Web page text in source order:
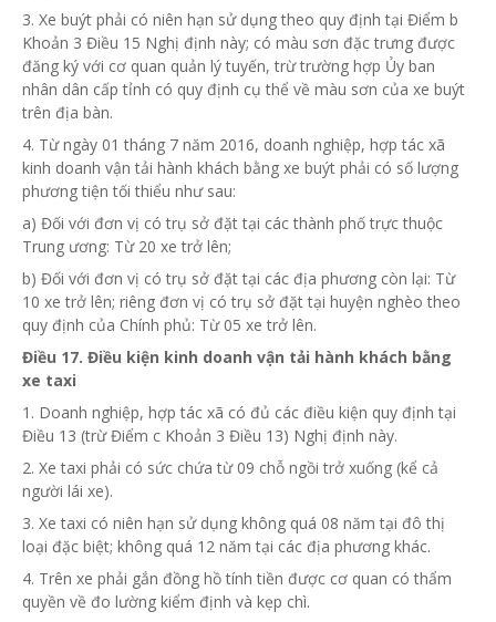
3. Xe buýt phải có niên hạn sử dụng theo quy định tại Điểm b
Khoản 3 Điều 15 Nghị định này; có màu sơn đặc trưng được
đăng ký với cơ quan quản lý tuyến, trừ trường hợp Ủy ban
nhân dân cấp tỉnh có quy định cụ thể về màu sơn của xe buýt
trên địa bàn.
4. Từ ngày 01 tháng 7 năm 2016, doanh nghiệp, hợp tác xã
kinh doanh vận tải hành khách bằng xe buýt phải có số lượng
phương tiện tối thiểu như sau:
a) Đối với đơn vị có trụ sở đặt tại các thành phố trực thuộc
Trung ương: Từ 20 xe trở lên;
b) Đối với đơn vị có trụ sở đặt tại các địa phương còn lại: Từ
10 xe trở lên; riêng đơn vị có trụ sở đặt tại huyện nghèo theo
quy định của Chính phủ: Từ 05 xe trở lên.
Điều 17. Điều kiện kinh doanh vận tải hành khách bằng
xe taxi
1. Doanh nghiệp, hợp tác xã có đủ các điều kiện quy định tại
Điều 13 (trừ Điểm c Khoản 3 Điều 13) Nghị định này.
2. Xe taxi phải có sức chứa từ 09 chỗ ngồi trở xuống (kể cả
người lái xe).
3. Xe taxi có niên hạn sử dụng không quá 08 năm tại đô thị
loại đặc biệt; không quá 12 năm tại các địa phương khác.
4. Trên xe phải gắn đồng hồ tính tiền được cơ quan có thẩm
quyền về đo lường kiểm định và kẹp chì.